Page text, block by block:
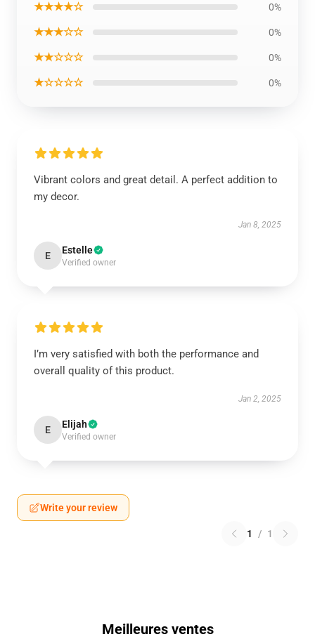
★★★★☆ 0%
★★★☆☆ 0%
★★☆☆☆ 0%
★☆☆☆☆ 0%
Vibrant colors and great detail. A perfect addition to
my decor.
Jan 8, 2025
E Estelle
Verified owner
I’m very satisfied with both the performance and
overall quality of this product.
Jan 2, 2025
E Elijah
Verified owner
Write your review
1 / 1
Meilleures ventes